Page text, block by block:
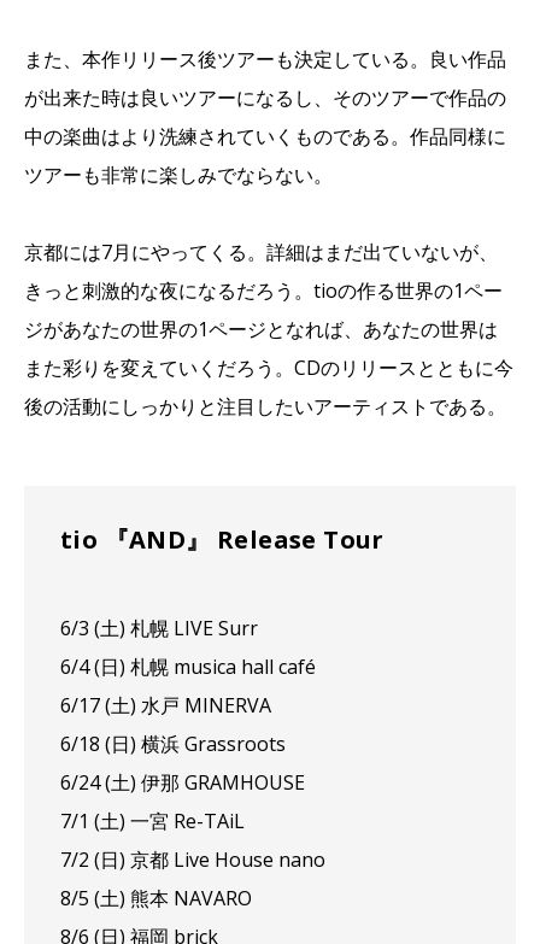
また、本作リリース後ツアーも決定している。良い作品
が出来た時は良いツアーになるし、そのツアーで作品の
中の楽曲はより洗練されていくものである。作品同様に
ツアーも非常に楽しみでならない。
京都には7月にやってくる。詳細はまだ出ていないが、
きっと刺激的な夜になるだろう。tioの作る世界の1ペー
ジがあなたの世界の1ページとなれば、あなたの世界は
また彩りを変えていくだろう。CDのリリースとともに今
後の活動にしっかりと注目したいアーティストである。
tio 『AND』 Release Tour
6/3 (土) 札幌 LIVE Surr
6/4 (日) 札幌 musica hall café
6/17 (土) 水戸 MINERVA
6/18 (日) 横浜 Grassroots
6/24 (土) 伊那 GRAMHOUSE
7/1 (土) 一宮 Re-TAiL
7/2 (日) 京都 Live House nano
8/5 (土) 熊本 NAVARO
8/6 (日) 福岡 brick